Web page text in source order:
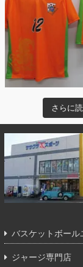
さらに
バスケットボール
ジャージ専門店